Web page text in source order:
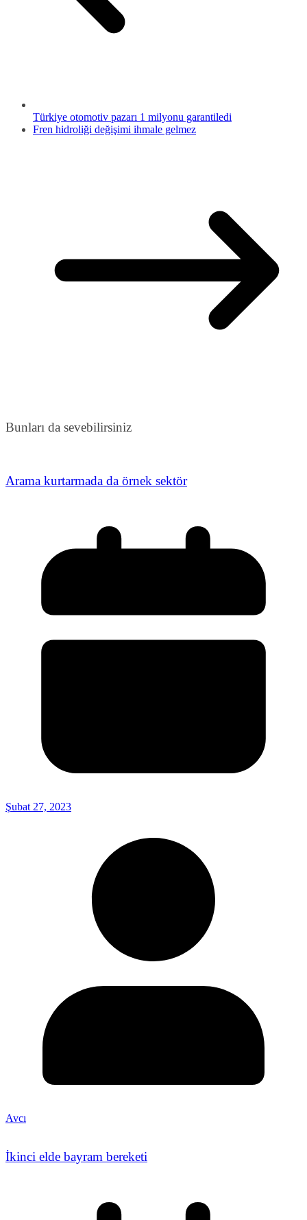
Türkiye otomotiv pazarı 1 milyonu garantiledi
Fren hidroliği değişimi ihmale gelmez
Bunları da sevebilirsiniz
Arama kurtarmada da örnek sektör
Şubat 27, 2023
Avcı
İkinci elde bayram bereketi